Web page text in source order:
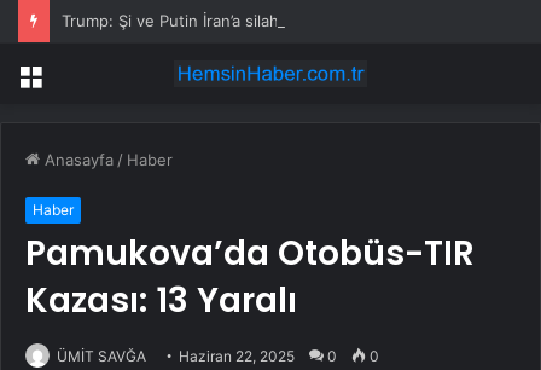
Trump: Şi ve Putin İran’a silah satmayacaklarını söyledi
Menü
Anasayfa / Haber
Haber
Pamukova’da Otobüs-TIR
Kazası: 13 Yaralı
ÜMİT SAVĞA Haziran 22, 2025 0 0